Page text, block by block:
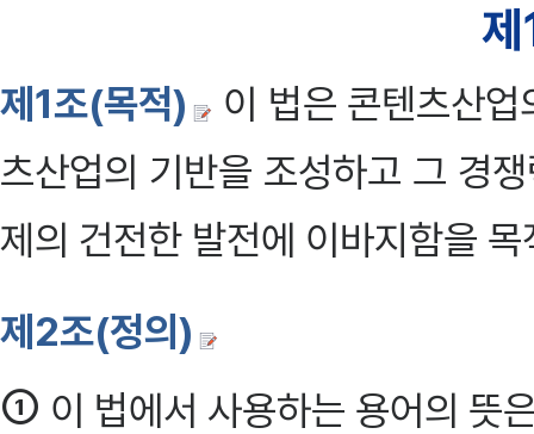
제1조(목적)
이 법은 콘텐츠산
츠산업의 기반을 조성하고 그 경
제의 건전한 발전에 이바지함을
제2조(정의)
① 이 법에서 사용하는 용어의 뜻